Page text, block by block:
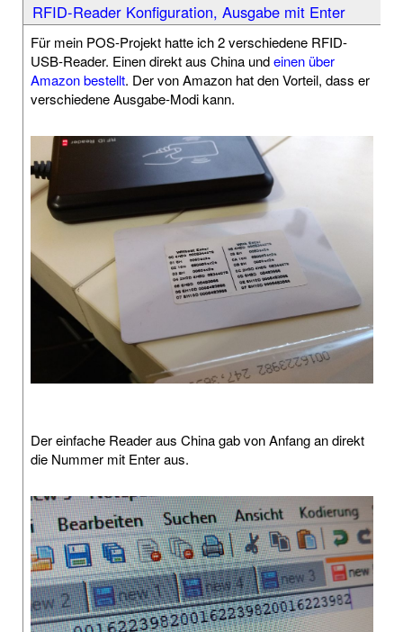
RFID-Reader Konfiguration, Ausgabe mit Enter
Für mein POS-Projekt hatte ich 2 verschiedene RFID-
USB-Reader. Einen direkt aus China undeinen über
Amazon bestellt. Der von Amazon hat den Vorteil, dass er
verschiedene Ausgabe-Modi kann.
Der einfache Reader aus China gab von Anfang an direkt
die Nummer mit Enter aus.